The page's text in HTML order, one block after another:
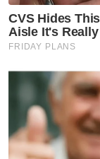
dengan
China, Jiang
Hui, 11-21, 23-
Terdahulu,
akhir
Jepun,